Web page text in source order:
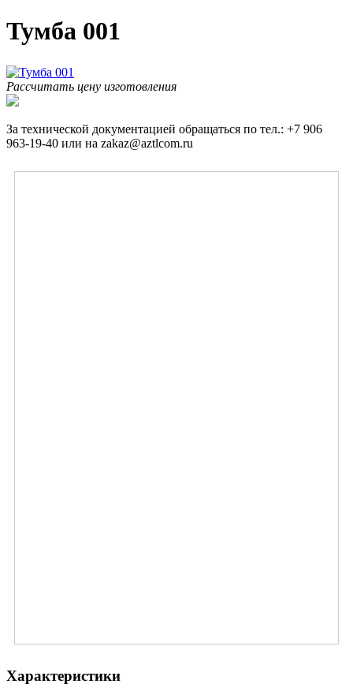
Тумба 001
Рассчитать цену изготовления
За технической документацией обращаться по тел.: +7 906
963-19-40 или на zakaz@aztlcom.ru
Характеристики